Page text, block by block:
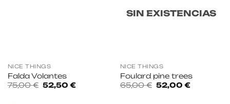
NICE THINGS
Falda Volantes
75,00€ El
precio
52,50 €El
SIN EXISTENCIAS
NICE THINGS
Foulard pine trees
65,00€ El
precio
52,00 €El